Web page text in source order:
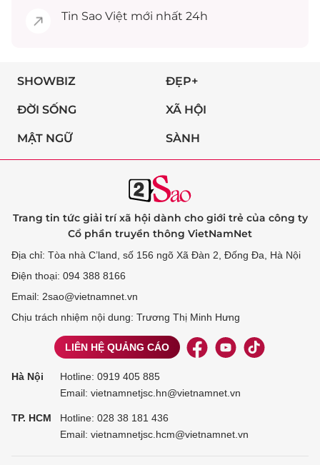
Tin Sao Việt mới nhất 24h
SHOWBIZ ĐẸP+
ĐỜI SỐNG XÃ HỘI
MẬT NGỮ SÀNH
Trang tin tức giải trí xã hội dành cho giới trẻ của công ty
Cổ phần truyền thông VietNamNet
Địa chỉ: Tòa nhà C’land, số 156 ngõ Xã Đàn 2, Đống Đa, Hà Nội
Điện thoại: 094 388 8166
Email: 2sao@vietnamnet.vn
Chịu trách nhiệm nội dung: Trương Thị Minh Hưng
LIÊN HỆ QUẢNG CÁO
Hà Nội Hotline: 0919 405 885
Email: vietnamnetjsc.hn@vietnamnet.vn
TP. HCM Hotline: 028 38 181 436
Email: vietnamnetjsc.hcm@vietnamnet.vn